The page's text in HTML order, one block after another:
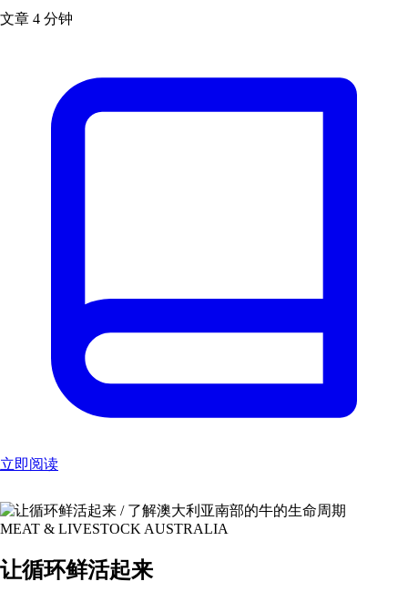
文章 4 分钟
立即阅读
MEAT & LIVESTOCK AUSTRALIA
让循环鲜活起来